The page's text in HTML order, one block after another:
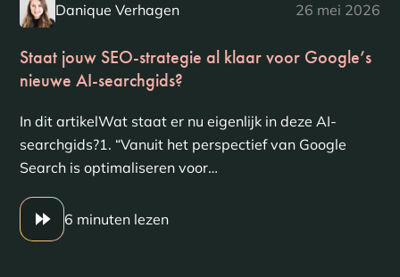
Danique Verhagen 26 mei 2026
Staat jouw SEO-strategie al klaar voor Google’s
nieuwe AI-searchgids?
In dit artikelWat staat er nu eigenlijk in deze AI-
searchgids?1. “Vanuit het perspectief van Google
Search is optimaliseren voor…
6 minuten lezen